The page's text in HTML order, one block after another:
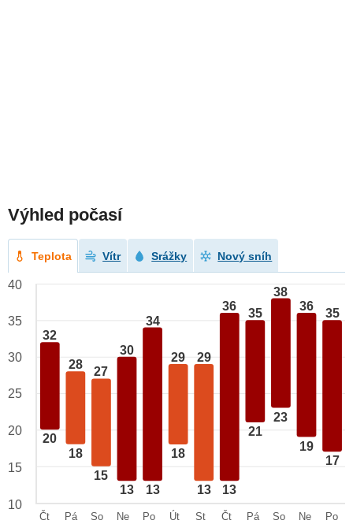
Výhled počasí
Teplota Vítr Srážky Nový sníh
32
20
28
18
27
15
30
13
34
13
29
18
29
13
36
13
35
21
38
23
36
19
35
17
40
35
30
25
20
15
10
Čt
Pá
So
Ne
Po
Út
St
Čt
Pá
So
Ne
Po